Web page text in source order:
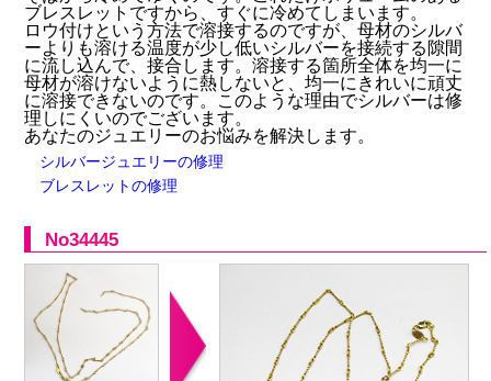
ブレスレットですから、すぐに冷めてしまいます。
ロウ付けという方法で溶接するのですが、母材のシルバ
ーよりも溶ける温度が少し低いシルバーを接続する隙間
に流し込んで、接合します。溶接する箇所全体を均一に
母材が溶けないように熱しないと、均一にきれいに頑丈
に溶接できないのです。このような理由でシルバーは修
理しにくいのでございます。
あなたのジュエリーのお悩みを解決します。
シルバージュエリーの修理
ブレスレットの修理
No34445